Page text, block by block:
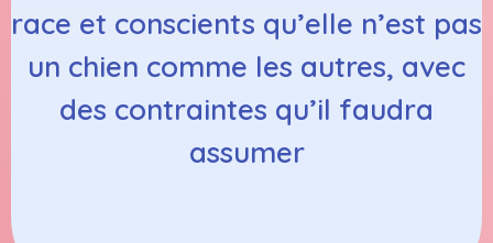
race et conscients qu’elle n’est pas
un chien comme les autres, avec
des contraintes qu’il faudra
assumer